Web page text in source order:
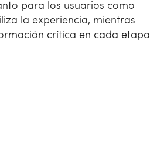
para los usuarios como
la experiencia, mientras
crítica en cada etapa